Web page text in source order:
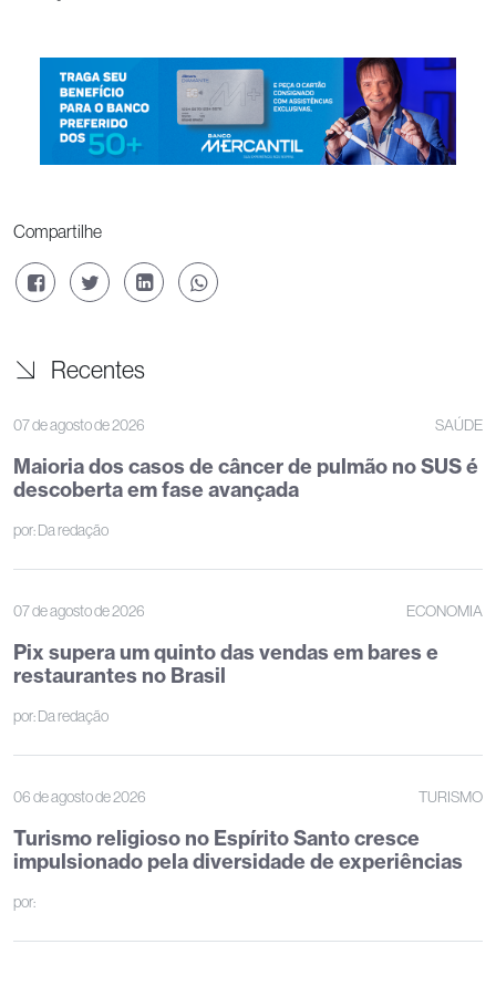
Compartilhe
Recentes
07 de agosto de 2026 SAÚDE
Maioria dos casos de câncer de pulmão no SUS é
descoberta em fase avançada
por:Da redação
07 de agosto de 2026 ECONOMIA
Pix supera um quinto das vendas em bares e
restaurantes no Brasil
por:Da redação
06 de agosto de 2026 TURISMO
Turismo religioso no Espírito Santo cresce
impulsionado pela diversidade de experiências
por: